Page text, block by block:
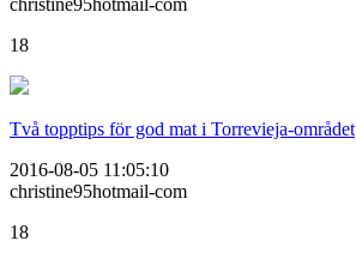
christine95hotmail-com
18
Två topptips för god mat i Torrevieja-området
2016-08-05 11:05:10
christine95hotmail-com
18